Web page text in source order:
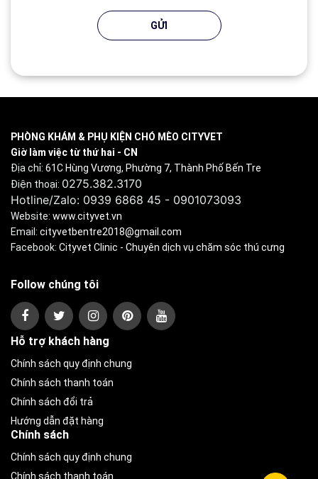
GỬI
PHÒNG KHÁM & PHỤ KIỆN CHÓ MÈO CITYVET
Giờ làm việc từ thứ hai - CN
Địa chỉ: 61C Hùng Vương, Phường 7, Thành Phố Bến Tre
Điện thoại: 0275.382.3170
Hotline/Zalo: 0939 6868 45 - 0901073093
Website: www.cityvet.vn
Email: cityvetbentre2018@gmail.com
Facebook: Cityvet Clinic - Chuyên dịch vụ chăm sóc thú cưng
Follow chúng tôi
Hỗ trợ khách hàng
Chính sách quy định chung
Chính sách thanh toán
Chính sách đổi trả
Hướng dẫn đặt hàng
Chính sách
Chính sách quy định chung
Chính sách thanh toán